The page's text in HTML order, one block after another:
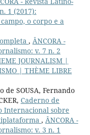
1 (2017):
campo, o corpo e a
, ÂNCORA -
v. 7 n. 2
JOURNALISM |
| THÈME LIBRE
de SOUSA, Fernando
Caderno de
Internacional sobre
, ÂNCORA -
v. 3 n. 1